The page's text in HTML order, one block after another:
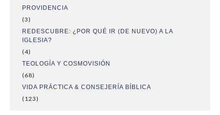
PROVIDENCIA
(3)
REDESCUBRE: ¿POR QUÉ IR (DE NUEVO) A LA
IGLESIA?
(4)
TEOLOGÍA Y COSMOVISIÓN
(68)
VIDA PRÁCTICA & CONSEJERÍA BÍBLICA
(123)